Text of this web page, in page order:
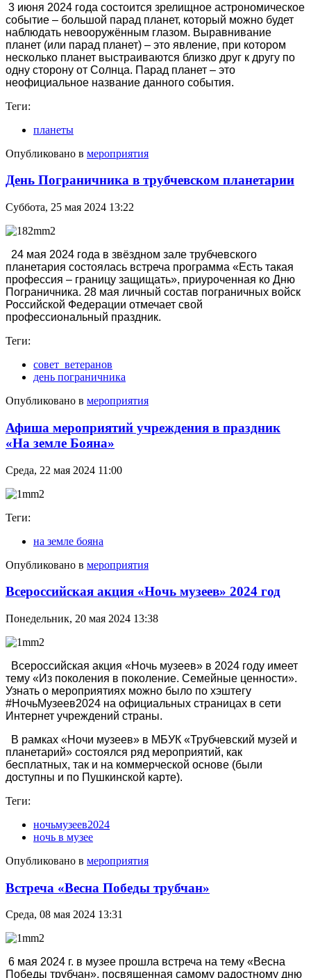
3 июня 2024 года состоится зрелищное астрономическое
событие – большой парад планет, который можно будет
наблюдать невооружённым глазом. Выравнивание
планет (или парад планет) – это явление, при котором
несколько планет выстраиваются близко друг к другу по
одну сторону от Солнца. Парад планет – это
неофициальное название данного события.
Теги:
планеты
Опубликовано в мероприятия
День Пограничника в трубчевском планетарии
Суббота, 25 мая 2024 13:22
24 мая 2024 года в звёздном зале трубчевского
планетария состоялась встреча программа «Есть такая
профессия – границу защищать», приуроченная ко Дню
Пограничника. 28 мая личный состав пограничных войск
Российской Федерации отмечает свой
профессиональный праздник.
Теги:
совет_ветеранов
день пограничника
Опубликовано в мероприятия
Афиша мероприятий учреждения в праздник
«На земле Бояна»
Среда, 22 мая 2024 11:00
Теги:
на земле бояна
Опубликовано в мероприятия
Всероссийская акция «Ночь музеев» 2024 год
Понедельник, 20 мая 2024 13:38
Всероссийская акция «Ночь музеев» в 2024 году имеет
тему «Из поколения в поколение. Семейные ценности».
Узнать о мероприятиях можно было по хэштегу
#НочьМузеев2024 на официальных страницах в сети
Интернет учреждений страны.
В рамках «Ночи музеев» в МБУК «Трубчевский музей и
планетарий» состоялся ряд мероприятий, как
бесплатных, так и на коммерческой основе (были
доступны и по Пушкинской карте).
Теги:
ночьмузеев2024
ночь в музее
Опубликовано в мероприятия
Встреча «Весна Победы трубчан»
Среда, 08 мая 2024 13:31
6 мая 2024 г. в музее прошла встреча на тему «Весна
Победы трубчан», посвященная самому радостному дню